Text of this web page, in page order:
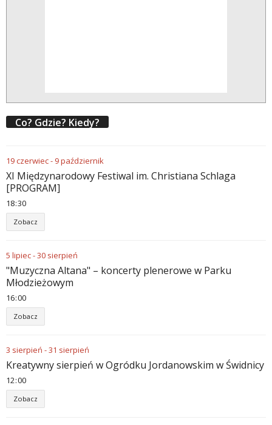
Co? Gdzie? Kiedy?
19czerwiec- 9październik
XI Międzynarodowy Festiwal im. Christiana Schlaga
[PROGRAM]
18:30
Zobacz
5 lipiec-30 sierpień
"Muzyczna Altana" – koncerty plenerowe w Parku
Młodzieżowym
16:00
Zobacz
3 sierpień -31 sierpień
Kreatywny sierpień w Ogródku Jordanowskim w Świdnicy
12:00
Zobacz